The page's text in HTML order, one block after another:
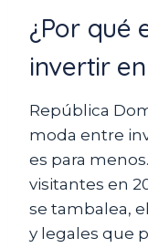
¿Por qué
invertir
República
moda entre
es para
visitantes en
se tambalea,
y legales que